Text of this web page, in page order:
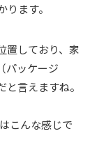
ます。
置しており、家
パッケージ
言えますね。
こんな感じで